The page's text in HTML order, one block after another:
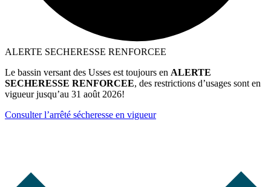
ALERTE SECHERESSE RENFORCEE
Le bassin versant des Usses est toujours en ALERTE
SECHERESSE RENFORCEE, des restrictions d’usages sont en
vigueur jusqu’au 31 août 2026!
Consulter l’arrêté sécheresse en vigueur